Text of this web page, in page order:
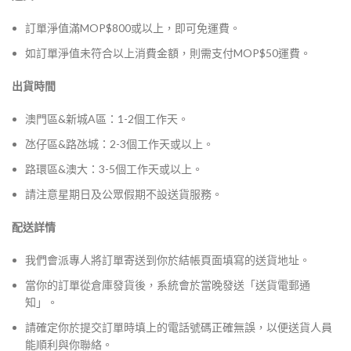
訂單淨值滿MOP$800或以上，即可免運費。
如訂單淨值未符合以上消費金額，則需支付MOP$50運費。
出貨時間
澳門區&新城A區：1-2個工作天。
氹仔區&路氹城：2-3個工作天或以上。
路環區&澳大：3-5個工作天或以上。
請注意星期日及公眾假期不設送貨服務。
配送詳情
我們會派專人將訂單寄送到你於結帳頁面填寫的送貨地址。
當你的訂單從倉庫發貨後，系統會於當晚發送「送貨電郵通
知」。
請確定你於提交訂單時填上的電話號碼正確無誤，以便送貨人員
能順利與你聯絡。